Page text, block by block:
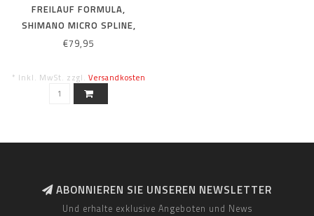
FREILAUF FORMULA,
SHIMANO MICRO SPLINE,
STEEL, 3-PAWL, W/
€79,95
* Inkl. MwSt. zzgl. Versandkosten
ABONNIEREN SIE UNSEREN NEWSLETTER
Und erhalte exklusive Angeboten und News